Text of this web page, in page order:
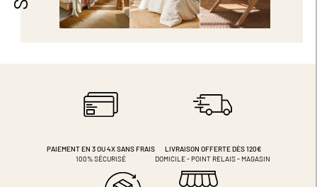
PAIEMENT EN 3 OU 4XSANS FRAIS
100% SÉCURISÉ
LIVRAISON OFFERTE DÈS 120€
DOMICILE - POINT RELAIS - MAGASIN